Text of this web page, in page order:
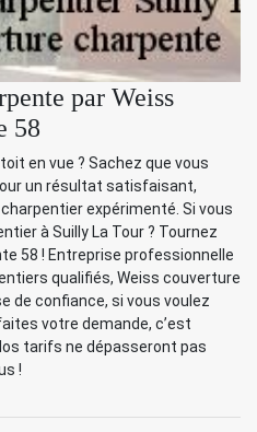
par Weiss
58
en vue ? Sachez que vous
un résultat satisfaisant,
expérimenté. Si vous
à Suilly La Tour ? Tournez
58 ! Entreprise professionnelle
qualifiés, Weiss couverture
de confiance, si vous voulez
votre demande, c’est
tarifs ne dépasseront pas
!